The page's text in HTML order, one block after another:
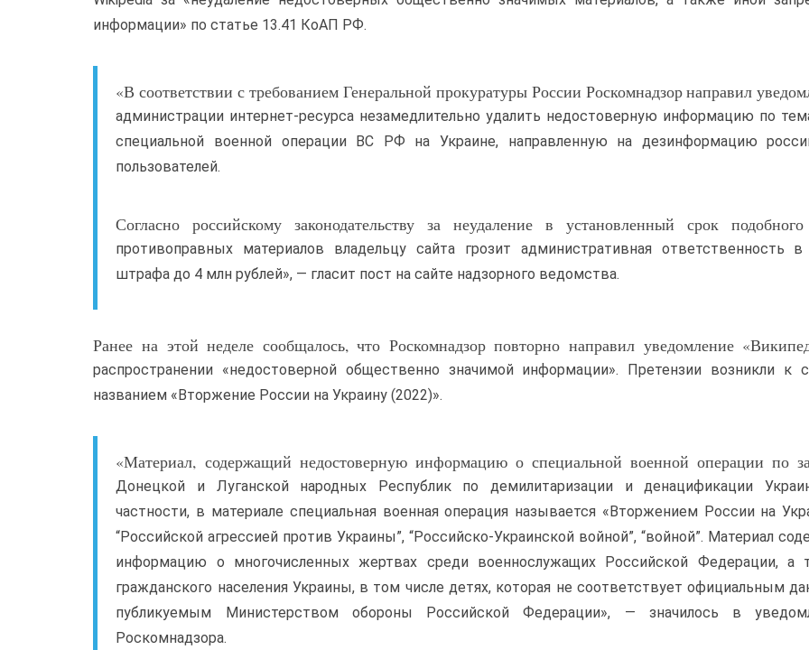
информации» по статье 13.41 КоАП РФ.
«В соответствии с требованием Генеральной прокуратуры России Роскомнадзор направил
администрации интернет-ресурса незамедлительно удалить недостоверную информацию по
специальной военной операции ВС РФ на Украине, направленную на дезинформацию
пользователей.
Согласно российскому законодательству за неудаление в установленный срок
противоправных материалов владельцу сайта грозит административная ответственность
штрафа до 4 млн рублей», — гласит пост на сайте надзорного ведомства.
Ранее на этой неделе сообщалось, что Роскомнадзор повторно направил уведомление
распространении «недостоверной общественно значимой информации». Претензии возникли к
названием «Вторжение России на Украину (2022)».
«Материал, содержащий недостоверную информацию о специальной военной операции по
Донецкой и Луганской народных Республик по демилитаризации и денацификации
частности, в материале специальная военная операция называется «Вторжением России на
“Российской агрессией против Украины”, “Российско-Украинской войной”, “войной”. Материал
информацию о многочисленных жертвах среди военнослужащих Российской Федерации, а
гражданского населения Украины, в том числе детях, которая не соответствует официальным
публикуемым Министерством обороны Российской Федерации», — значилось в
Роскомнадзора.